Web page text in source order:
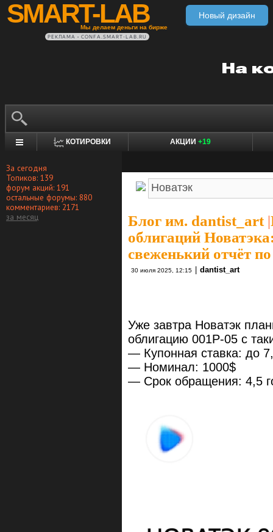
SMART-LAB
Мы делаем деньги на бирже
Новый дизайн
РЕКЛАМА • CONFA.SMART-LAB.RU
КОТИРОВКИ АКЦИИ +19
За сегодня
Топиков: 139
форум акций: 191
остальные форумы: 880
комментариев: 2171
за месяц
Блог им. dantist_art|
облигаций
свеженький отчёт
30 июля 2025, 12:15 dantist_art
Уже завтра Новатэк
облигацию 001Р-05 с
— Купонная ставка: до
— Номинал: 1000$
— Срок обращения: 4,5